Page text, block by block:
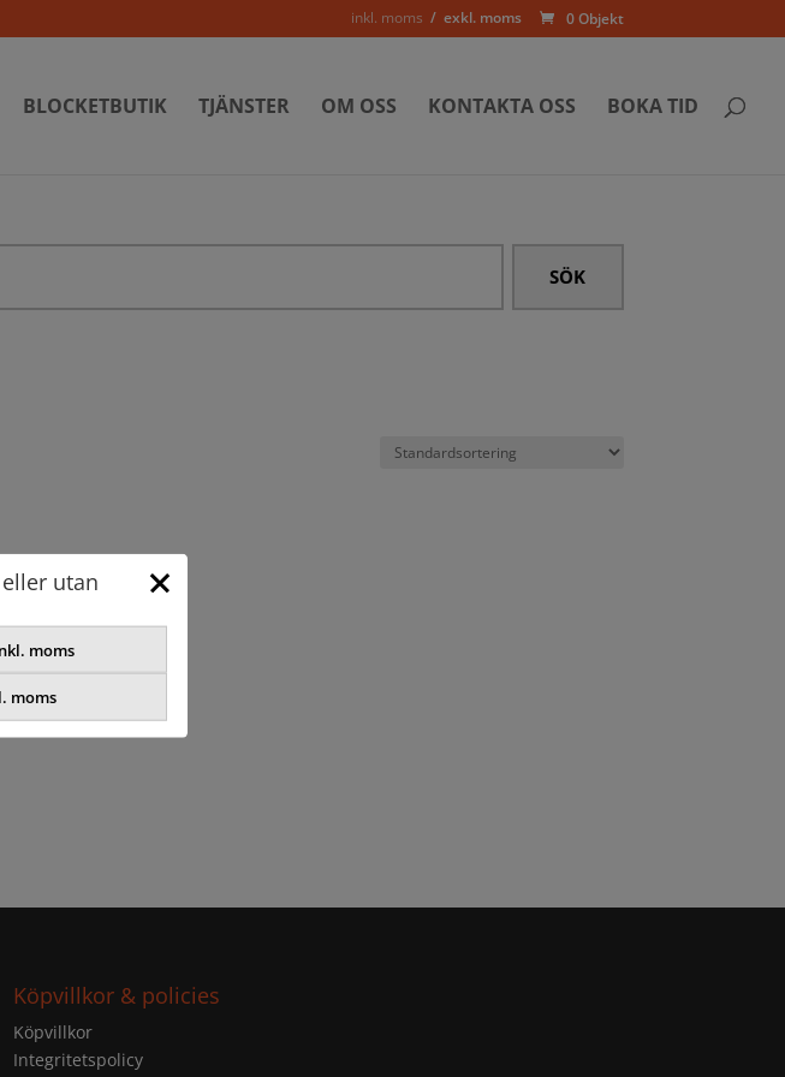
0 Objekt
inkl. moms exkl. moms
BLOCKETBUTIK TJÄNSTER OM OSS KONTAKTA OSS BOKA TID
Köpvillkor & policies
Köpvillkor
Integritetspolicy
utan
moms
moms